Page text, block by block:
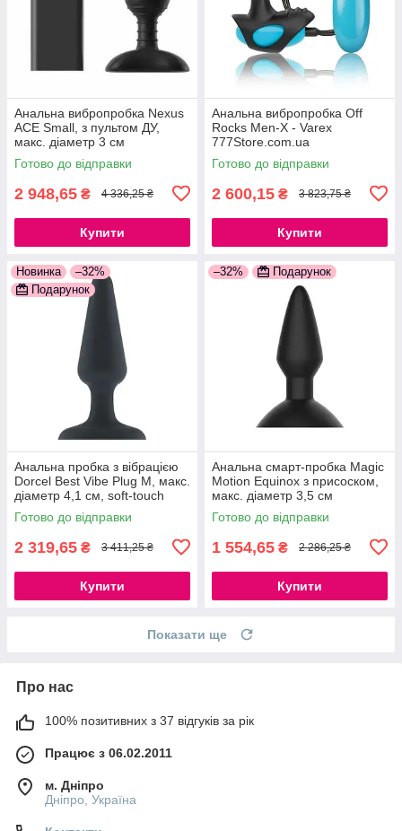
Анальна вибропробка Nexus
ACE Small, з пультом ДУ,
макс. діаметр 3 см
777Store.com.ua
Готово до відправки
2 948,65 ₴ 4 336,25 ₴
Купити
Анальна вибропробка Off
Rocks Men-X - Varex
777Store.com.ua
Готово до відправки
2 600,15 ₴ 3 823,75 ₴
Купити
Новинка
–32%
Подарунок
Анальна пробка з вібрацією
Dorcel Best Vibe Plug M, макс.
діаметр 4,1 см, soft-touch
силікон 777Store.com.ua
Готово до відправки
2 319,65 ₴ 3 411,25 ₴
Купити
–32% Подарунок
Анальна смарт-пробка Magic
Motion Equinox з присоском,
макс. діаметр 3,5 см
777Store.com.ua
Готово до відправки
1 554,65 ₴ 2 286,25 ₴
Купити
Показати ще
Про нас
100% позитивних з 37 відгуків за рік
Працює з 06.02.2011
м. Дніпро
Дніпро, Україна